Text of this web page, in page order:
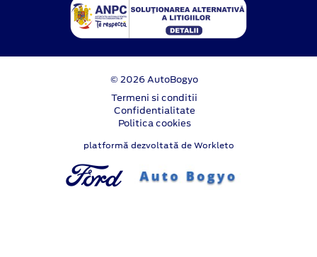
© 2026 AutoBogyo
Termeni si conditii
Confidentialitate
Politica cookies
platformă dezvoltată de Workleto